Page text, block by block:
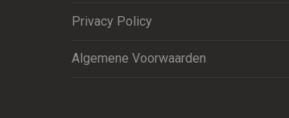
Privacy Policy
Algemene Voorwaarden